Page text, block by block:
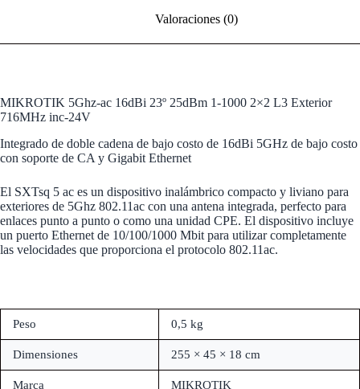
Valoraciones (0)
MIKROTIK 5Ghz-ac 16dBi 23º 25dBm 1-1000 2×2 L3 Exterior
716MHz inc-24V
Integrado de doble cadena de bajo costo de 16dBi 5GHz de bajo costo
con soporte de CA y Gigabit Ethernet
El SXTsq 5 ac es un dispositivo inalámbrico compacto y liviano para
exteriores de 5Ghz 802.11ac con una antena integrada, perfecto para
enlaces punto a punto o como una unidad CPE. El dispositivo incluye
un puerto Ethernet de 10/100/1000 Mbit para utilizar completamente
las velocidades que proporciona el protocolo 802.11ac.
Peso 0,5 kg
Dimensiones 255 × 45 × 18 cm
Marca MIKROTIK